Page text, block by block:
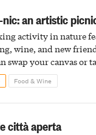
an artistic
activity in nature
wine, and new
swap your canvas or
Food & Wine
città aperta